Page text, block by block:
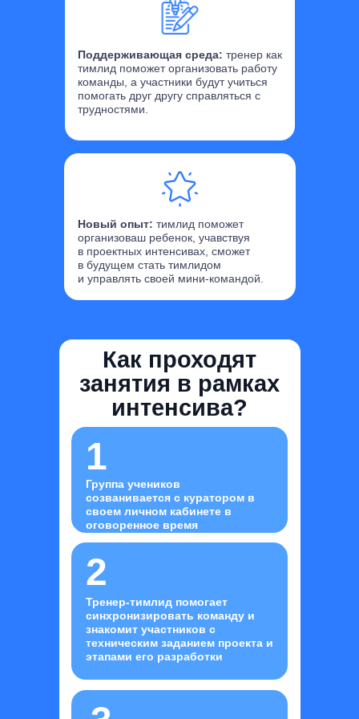
Поддерживающая среда: тренер как
тимлид поможет организовать работу
команды, а участники будут учиться
помогать друг другу справляться с
трудностями.
Новый опыт: тимлид поможет
организоваш ребенок, учавствуя
в проектных интенсивах, сможет
в будущем стать тимлидом
и управлять своей мини-командой.
Группа учеников
созванивается с куратором в
своем личном кабинете в
оговоренное время
Тренер-тимлид помогает
синхронизировать команду и
знакомит участников с
техническим заданием проекта и
этапами его разработки
Как проходят
занятия в рамках
интенсива?
1
2